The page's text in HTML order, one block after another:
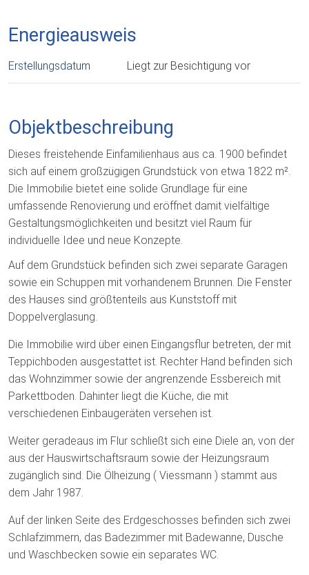
Energieausweis
Erstellungsdatum Liegt zur Besichtigung vor
Objektbeschreibung
Dieses freistehende Einfamilienhaus aus ca. 1900 befindet
sich auf einem großzügigen Grundstück von etwa 1822 m².
Die Immobilie bietet eine solide Grundlage für eine
umfassende Renovierung und eröffnet damit vielfältige
Gestaltungsmöglichkeiten und besitzt viel Raum für
individuelle Idee und neue Konzepte.
Auf dem Grundstück befinden sich zwei separate Garagen
sowie ein Schuppen mit vorhandenem Brunnen. Die Fenster
des Hauses sind größtenteils aus Kunststoff mit
Doppelverglasung.
Die Immobilie wird über einen Eingangsflur betreten, der mit
Teppichboden ausgestattet ist. Rechter Hand befinden sich
das Wohnzimmer sowie der angrenzende Essbereich mit
Parkettboden. Dahinter liegt die Küche, die mit
verschiedenen Einbaugeräten versehen ist.
Weiter geradeaus im Flur schließt sich eine Diele an, von der
aus der Hauswirtschaftsraum sowie der Heizungsraum
zugänglich sind. Die Ölheizung ( Viessmann ) stammt aus
dem Jahr 1987.
Auf der linken Seite des Erdgeschosses befinden sich zwei
Schlafzimmern, das Badezimmer mit Badewanne, Dusche
und Waschbecken sowie ein separates WC.